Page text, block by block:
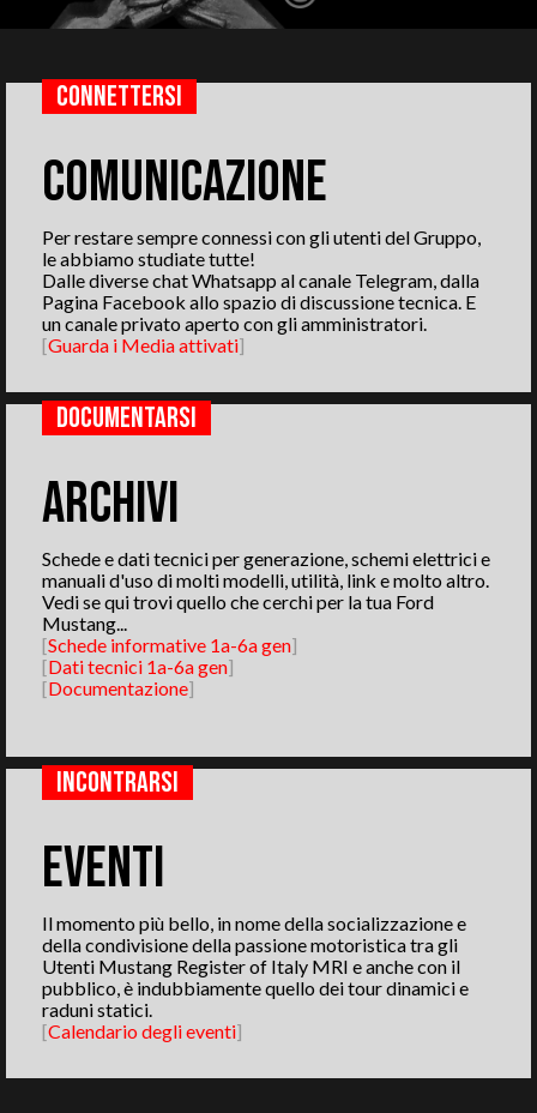
CONNEtterSI
COMUNICAZIONE
Per restare sempre connessi con gli utenti del Gruppo,
le abbiamo studiate tutte!
Dalle diverse chat Whatsapp al canale Telegram, dalla
Pagina Facebook allo spazio di discussione tecnica. E
un canale privato aperto con gli amministratori.
[Guarda i Media attivati]
DOCUMENTARSI
ARCHIVI
Schede e dati tecnici per generazione, schemi elettrici e
manuali d'uso di molti modelli, utilità, link e molto altro.
Vedi se qui trovi quello che cerchi per la tua Ford
Mustang...
[Schede informative 1a-6a gen]
[Dati tecnici 1a-6a gen]
[Documentazione]
INCONTRARSI
EVENTI
Il momento più bello, in nome della socializzazione e
della condivisione della passione motoristica tra gli
Utenti Mustang Register of Italy MRI e anche con il
pubblico, è indubbiamente quello dei tour dinamici e
raduni statici.
[Calendario degli eventi]